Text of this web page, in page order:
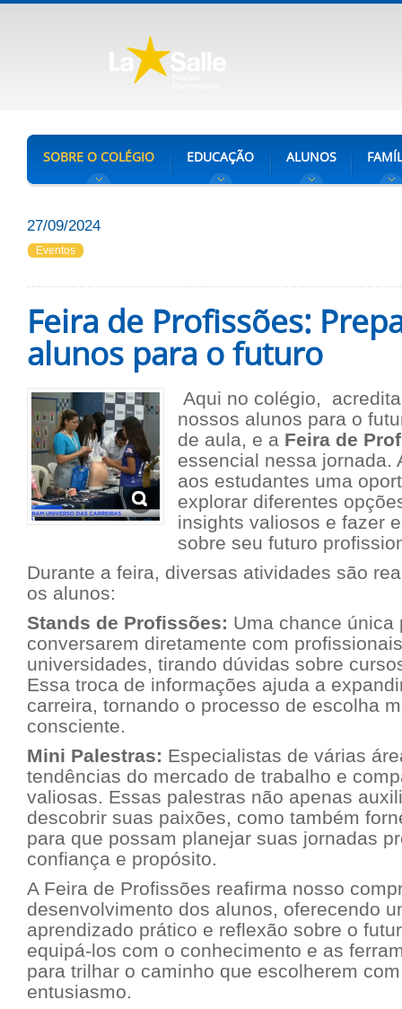
SOBRE O COLÉGIO EDUCAÇÃO ALUNOS
27/09/2024
Eventos
Feira de Profissões:
alunos para o futuro
Aqui no colégio,
nossos alunos para o
de aula, e a Feira de
essencial nessa jornada.
aos estudantes uma
explorar diferentes
insights valiosos e fazer
sobre seu futuro
Durante a feira, diversas atividades são
os alunos:
Stands de Profissões: Uma chance única
conversarem diretamente com
universidades, tirando dúvidas sobre
Essa troca de informações ajuda a
carreira, tornando o processo de escolha
consciente.
Mini Palestras: Especialistas de várias
tendências do mercado de trabalho e
valiosas. Essas palestras não apenas
descobrir suas paixões, como também
para que possam planejar suas jornadas
confiança e propósito.
A Feira de Profissões reafirma nosso
desenvolvimento dos alunos, oferecendo
aprendizado prático e reflexão sobre o
equipá-los com o conhecimento e as
para trilhar o caminho que escolherem
entusiasmo.